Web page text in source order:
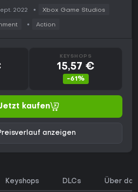
2022 Xbox Game Studios
Action
KEYSHOPS
15,57 €
-61%
kaufen
anzeigen
Keyshops DLCs Über